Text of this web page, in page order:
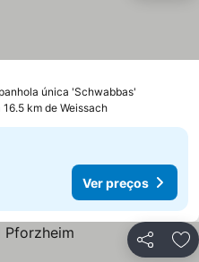
única 'Schwabbas'
16.5 km de Weissach
Ver preços
Partilhar